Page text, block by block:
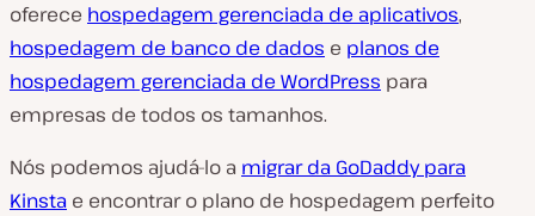
oferece hospedagem gerenciada de aplicativos,
hospedagem de banco de dados e planos de
hospedagem gerenciada de WordPress para
empresas de todos os tamanhos.
Nós podemos ajudá-lo a migrar da GoDaddy para
Kinsta e encontrar o plano de hospedagem perfeito